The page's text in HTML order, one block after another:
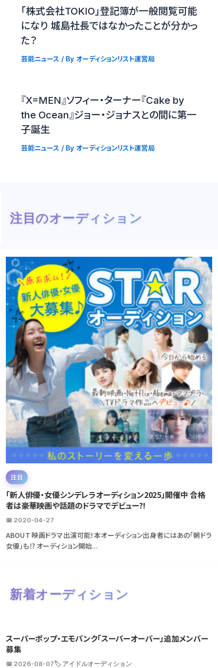
「株式会社TOKIO」登記簿が一般閲覧可能
になり 城島社長ではなかったことが分かっ
た？
芸能ニュース / By オーディションリスト運営局
『X=MEN』ソフィー・ターナー『Cake by
the Ocean』ジョー・ジョナスとの間に第一
子誕生
芸能ニュース / By オーディションリスト運営局
注目のオーディション
注目
「新人俳優・女優シンデレラオーディション2025」開催中 合格
者は豪華映画や話題のドラマでデビュー?!
📅 2020-04-27
ABOUT 映画ドラマ出演可能！本オーディション出身者にはあの「朝ドラ
女優」も⁉ オーディション開始...
新着オーディション
スーパーポップ・エモパンク「スーパーオーバー」追加メンバー
募集
📅 2026-08-07🏷️ アイドルオーディション